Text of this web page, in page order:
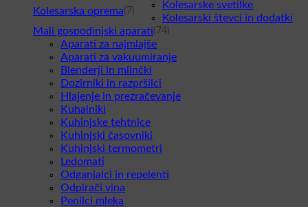
Kolesarska oprema (7)
Kolesarske svetilke
Kolesarski števci in dodatki
Mali gospodinjski aparati (74)
Aparati za najmlajše
Aparati za vakuumiranje
Blenderji in mlinčki
Dozirniki in razpršilci
Hlajenje in prezračevanje
Kuhalniki
Kuhinjske tehtnice
Kuhinjski časovniki
Kuhinjski termometri
Ledomati
Odganjalci in repelenti
Odpirači vina
Penilci mleka